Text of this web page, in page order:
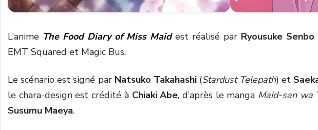
L’anime The Food Diary of Miss Maidest réalisé par Ryousuke Senbo
EMT Squared et Magic Bus.
Le scénario est signé par Natsuko Takahashi(Stardust Telepath) et
le chara-design est crédité àChiaki Abe, d’après le manga Maid-san wa
Susumu Maeya.